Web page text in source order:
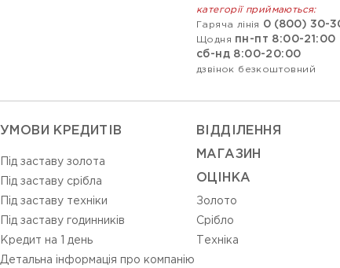
категорії приймаються:
Гаряча лінія
0 (800) 30-
Щодня пн-пт 8:00-21:00
сб-нд 8:00-20:00
дзвінок безкоштовний
УМОВИ КРЕДИТІВ
Під заставу золота
Під заставу срібла
Під заставу техніки
Під заставу годинників
Кредит на 1 день
Детальна інформація про компанію
ВIДДIЛЕННЯ
МАГАЗИН
ОЦIНКА
Золото
Срiбло
Технiка